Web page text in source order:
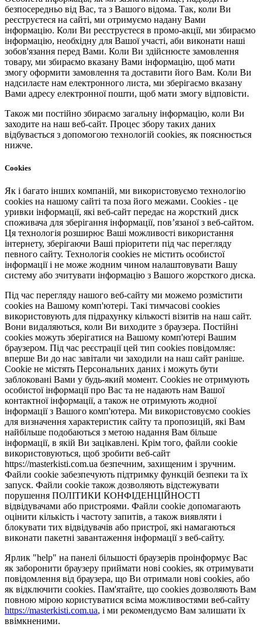
безпосередньо від Вас, та з Вашого відома. Так, коли Ви
реєструєтеся на сайті, ми отримуємо надану Вами
інформацію. Коли Ви реєструєтеся в промо-акції, ми збираємо
інформацію, необхідну для Вашої участі, аби виконати наші
зобов'язання перед Вами. Коли Ви здійснюєте замовлення
товару, ми збираємо вказану Вами інформацію, щоб мати
змогу оформити замовлення та доставити його Вам. Коли Ви
надсилаєте нам електронного листа, ми зберігаємо вказану
Вами адресу електронної пошти, щоб мати змогу відповісти.
Також ми постійно збираємо загальну інформацію, коли Ви
заходите на наш веб-сайт. Процес збору таких даних
відбувається з допомогою технологій cookies, як пояснюється
нижче.
Cookies
Як і багато інших компаній, ми використовуємо технологію
cookies на нашому сайті та поза його межами. Cookies - це
уривки інформації, які веб-сайт передає на жорсткий диск
споживача для зберігання інформації, пов’язаної з веб-сайтом.
Ця технологія розширює Ваші можливості використання
інтернету, зберігаючи Ваші пріоритети під час перегляду
певного сайту. Технологія cookies не містить особистої
інформації і не може жодним чином налаштовувати Вашу
систему або зчитувати інформацію з Вашого жорсткого диска.
Під час перегляду нашого веб-сайту ми можемо розмістити
cookies на Вашому комп'ютері. Такі тимчасові cookies
використовують для підрахунку кількості візитів на наш сайт.
Вони видаляються, коли Ви виходите з браузера. Постійні
cookies можуть зберігатися на Вашому комп'ютері Вашим
браузером. Під час реєстрації цей тип cookies повідомляє:
вперше Ви до нас завітали чи заходили на наш сайт раніше.
Cookie не містять Персональних даних і можуть бути
заблоковані Вами у будь-який момент. Сookies не отримують
особистої інформації про Вас та не надають нам Вашої
контактної інформації, а також не отримують жодної
інформації з Вашого комп'ютера. Ми використовуємо cookies
для визначення характеристик сайту та пропозицій, які Вам
найбільше подобаються з метою надання Вам більше
інформації, в якій Ви зацікавлені. Крім того, файли cookie
використовуються, щоб зробити веб-сайт
https://masterkisti.com.ua безпечним, захищеним і зручним.
Файли cookie забезпечують підтримку функцій безпеки та їх
запуск. Файли cookie також дозволяють відстежувати
порушення ПОЛІТИКИ КОНФІДЕНЦІЙНОСТІ
відвідувачами або пристроями. Файли cookie допомагають
оцінити кількість і частоту запитів, а також виявляти і
блокувати тих відвідувачів або пристрої, які намагаються
виконати пакетні завантаження інформації з веб-сайту.
Ярлик "help" на панелі більшості браузерів проінформує Вас
як заборонити браузеру приймати нові cookies, як отримувати
повідомлення від браузера, що Ви отримали нові cookies, або
як відключити cookies. Пам'ятайте, що cookies дозволяють Вам
повною мірою користуватися всіма можливостями веб-сайту
https://masterkisti.com.ua, і ми рекомендуємо Вам залишати їх
ввімкненими.